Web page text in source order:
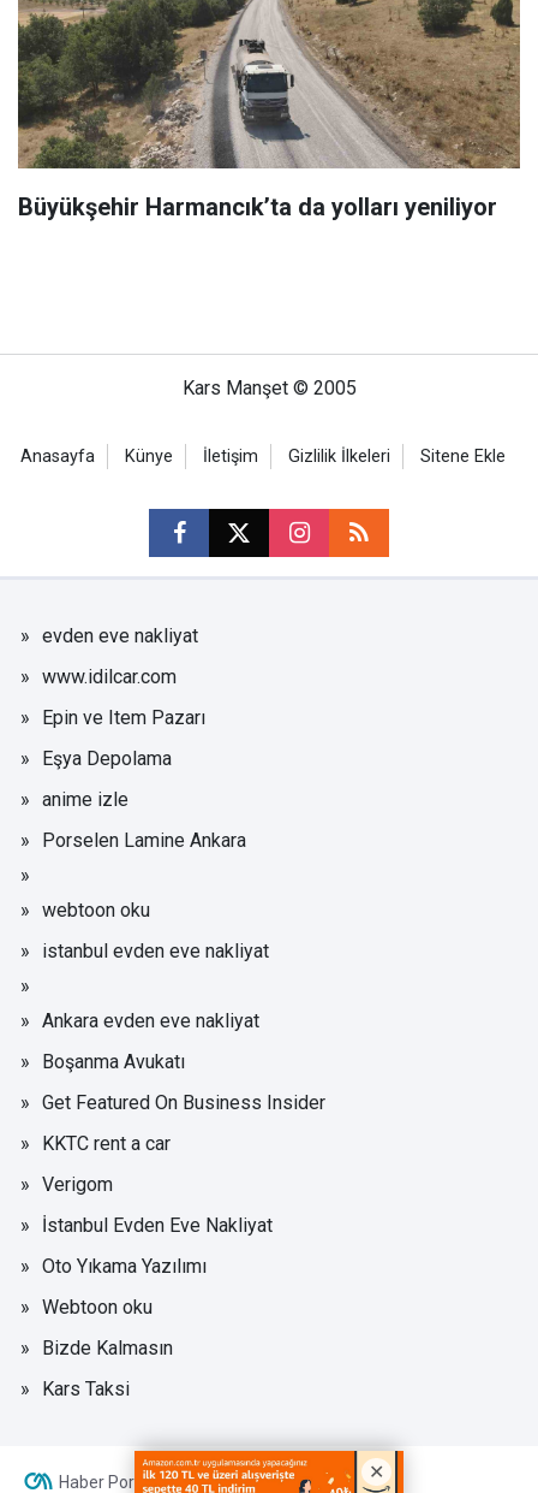
Büyükşehir Harmancık’ta da yolları yeniliyor
Kars Manşet © 2005
Anasayfa Künye İletişim Gizlilik İlkeleri Sitene Ekle
evden eve nakliyat
www.idilcar.com
Epin ve Item Pazarı
Eşya Depolama
anime izle
Porselen Lamine Ankara
webtoon oku
istanbul evden eve nakliyat
Ankara evden eve nakliyat
Boşanma Avukatı
Get Featured On Business Insider
KKTC rent a car
Verigom
İstanbul Evden Eve Nakliyat
Oto Yıkama Yazılımı
Webtoon oku
Bizde Kalmasın
Kars Taksi
Haber Portalı Yazılımı